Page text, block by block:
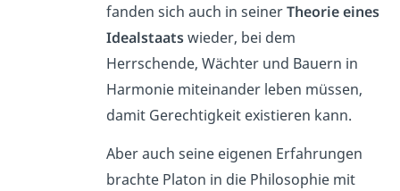
fanden sich auch in seinerTheorie eines
Idealstaatswieder, bei dem
Herrschende, Wächter und Bauern in
Harmonie miteinander leben müssen,
damit Gerechtigkeit existieren kann.
Aber auch seine eigenen Erfahrungen
brachte Platon in die Philosophie mit